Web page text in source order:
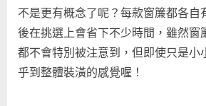
不是更有概念了呢？每款窗簾都各自
後在挑選上會省下不少時間，雖然窗
都不會特別被注意到，但即使只是小
乎到整體裝潢的感覺喔！